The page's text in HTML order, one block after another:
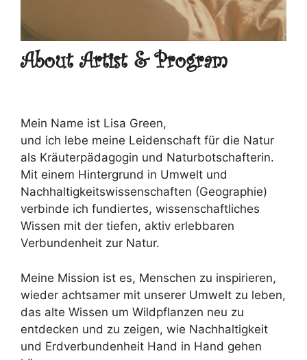
About Artist & Program
Mein Name ist Lisa Green,
und ich lebe meine Leidenschaft für die Natur
als Kräuterpädagogin und Naturbotschafterin.
Mit einem Hintergrund in Umwelt und
Nachhaltigkeitswissenschaften (Geographie)
verbinde ich fundiertes, wissenschaftliches
Wissen mit der tiefen, aktiv erlebbaren
Verbundenheit zur Natur.
Meine Mission ist es, Menschen zu inspirieren,
wieder achtsamer mit unserer Umwelt zu leben,
das alte Wissen um Wildpflanzen neu zu
entdecken und zu zeigen, wie Nachhaltigkeit
und Erdverbundenheit Hand in Hand gehen